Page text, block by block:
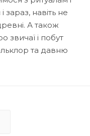
навіть не
А також
звичаї і побут
та давню